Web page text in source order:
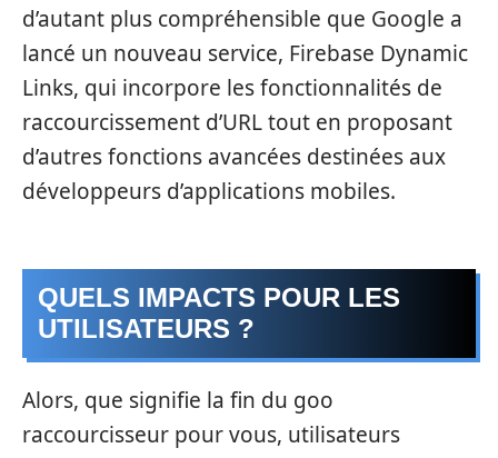
d’autant plus compréhensible que Google a
lancé un nouveau service, Firebase Dynamic
Links, qui incorpore les fonctionnalités de
raccourcissement d’URL tout en proposant
d’autres fonctions avancées destinées aux
développeurs d’applications mobiles.
QUELS IMPACTS POUR LES
UTILISATEURS ?
Alors, que signifie la fin du goo
raccourcisseur pour vous, utilisateurs